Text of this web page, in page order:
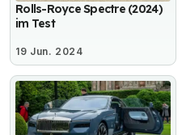
Rolls-Royce Spectre (2024)
im Test
19 Jun. 2024